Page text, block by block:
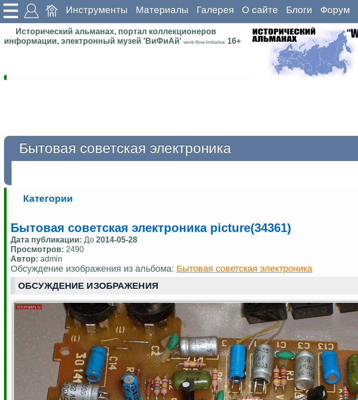
Инструменты Материалы Галерея О сайте Блоги Форум
Исторический альманах, портал коллекционеров
информации, электронный музей 'ВиФиАй' work-flow-Initiative 16+
Бытовая советская электроника
Категории
Бытовая советская электроника picture(34361)
Дата публикации: До 2014-05-28
Просмотров: 2490
Автор: admin
Обсуждение изображения из альбома: Бытовая советская электроника
ОБСУЖДЕНИЕ ИЗОБРАЖЕНИЯ